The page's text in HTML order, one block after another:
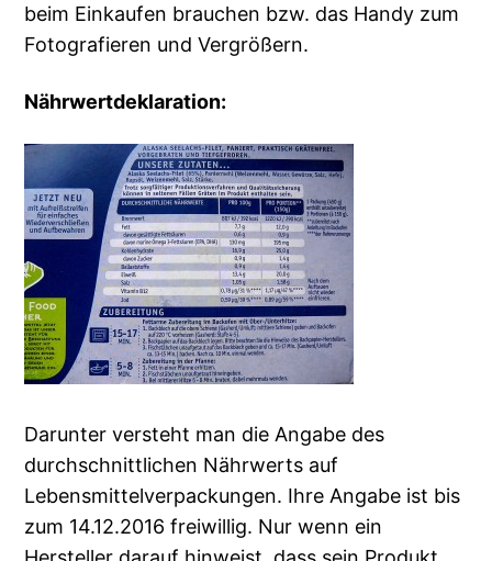
beim Einkaufen brauchen bzw. das Handy zum
Fotografieren und Vergrößern.
Nährwertdeklaration:
Darunter versteht man die Angabe des
durchschnittlichen Nährwerts auf
Lebensmittelverpackungen. Ihre Angabe ist bis
zum 14.12.2016 freiwillig. Nur wenn ein